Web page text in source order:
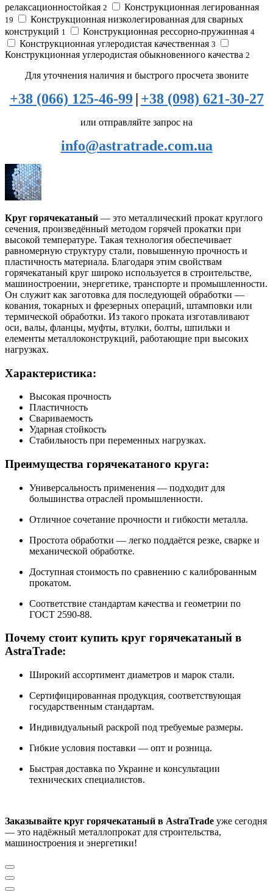
релаксационностойкая 2 Конструкционная легированная
19
Конструкционная низколегированная для сварных
конструкций 1 Конструкционная рессорно-пружинная 4
Конструкционная углеродистая качественная 3
Конструкционная углеродистая обыкновенного качества 2
Для уточнения наличия и быстрого просчета звоните
+38 (066) 125-46-99 | +38 (098) 621-30-27
или отправляйте запрос на
info@astratrade.com.ua
Круг горячекатаный — это металлический прокат круглого
сечения, произведённый методом горячей прокатки при
высокой температуре. Такая технология обеспечивает
равномерную структуру стали, повышенную прочность и
пластичность материала. Благодаря этим свойствам
горячекатаный круг широко используется в строительстве,
машиностроении, энергетике, транспорте и промышленности.
Он служит как заготовка для последующей обработки —
кования, токарных и фрезерных операций, штамповки или
термической обработки. Из такого проката изготавливают
оси, валы, фланцы, муфты, втулки, болты, шпильки и
елементы металлоконструкций, работающие при высоких
нагрузках.
Характеристика:
Высокая прочность
Пластичность
Свариваемость
Ударная стойкость
Стабильность при переменных нагрузках.
Преимущества горячекатаного круга:
Универсальность применения — подходит для
большинства отраслей промышленности.
Отличное сочетание прочности и гибкости металла.
Простота обработки — легко поддаётся резке, сварке и
механической обработке.
Доступная стоимость по сравнению с калиброванным
прокатом.
Соответствие стандартам качества и геометрии по
ГОСТ 2590-88.
Почему стоит купить круг горячекатаный в
AstraTrade:
Широкий ассортимент диаметров и марок стали.
Сертифицированная продукция, соответствующая
государственным стандартам.
Индивидуальный раскрой под требуемые размеры.
Гибкие условия поставки — опт и розница.
Быстрая доставка по Украине и консультации
технических специалистов.
Заказывайте круг горячекатаный в AstraTrade уже сегодня
— это надёжный металлопрокат для строительства,
машиностроения и энергетики!